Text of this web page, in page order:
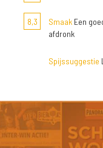
8,3 Smaak Een
afdronk
Spijssuggestie